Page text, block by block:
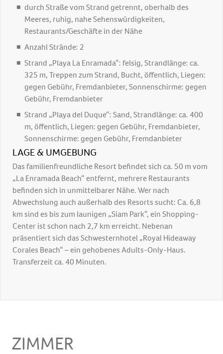
durch Straße vom Strand getrennt, oberhalb des
Meeres, ruhig, nahe Sehenswürdigkeiten,
Restaurants/Geschäfte in der Nähe
Anzahl Strände: 2
Strand „Playa La Enramada“: felsig, Strandlänge: ca.
325 m, Treppen zum Strand, Bucht, öffentlich, Liegen:
gegen Gebühr, Fremdanbieter, Sonnenschirme: gegen
Gebühr, Fremdanbieter
Strand „Playa del Duque“: Sand, Strandlänge: ca. 400
m, öffentlich, Liegen: gegen Gebühr, Fremdanbieter,
Sonnenschirme: gegen Gebühr, Fremdanbieter
LAGE & UMGEBUNG
Das familienfreundliche Resort befindet sich ca. 50 m vom
„La Enramada Beach“ entfernt, mehrere Restaurants
befinden sich in unmittelbarer Nähe. Wer nach
Abwechslung auch außerhalb des Resorts sucht: Ca. 6,8
km sind es bis zum launigen „Siam Park“, ein Shopping-
Center ist schon nach 2,7 km erreicht. Nebenan
präsentiert sich das Schwesternhotel „Royal Hideaway
Corales Beach“ – ein gehobenes Adults-Only-Haus.
Transferzeit ca. 40 Minuten.
ZIMMER